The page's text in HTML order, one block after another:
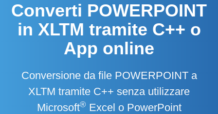
Converti POWERPOINT
in XLTM tramite C++ o
App online
Conversione da file POWERPOINT a
XLTM tramite C++ senza utilizzare
Microsoft®Excel o PowerPoint